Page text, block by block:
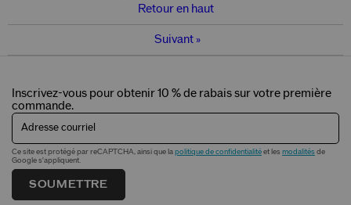
Retour en haut
Suivant »
Inscrivez-vous pour obtenir 10 % de rabais sur votre première
commande.
Adresse courriel
Ce site est protégé par reCAPTCHA, ainsi que la politique de confidentialité et les modalités de
Google s'appliquent.
SOUMETTRE